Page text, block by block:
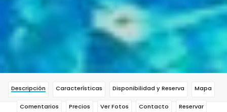
Descripción Características Disponibilidad y Reserva Mapa
Comentarios Precios Ver Fotos Contacto Reservar